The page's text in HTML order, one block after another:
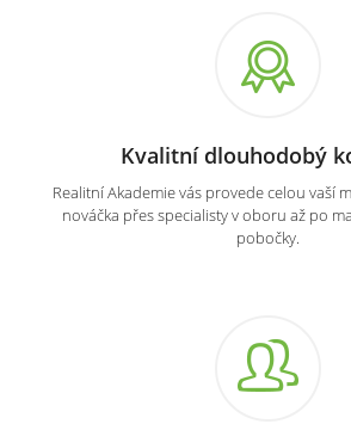
Kvalitní dlouhodobý
Realitní Akademie vás provede celou vaší
nováčka přes specialisty v oboru až po
pobočky.